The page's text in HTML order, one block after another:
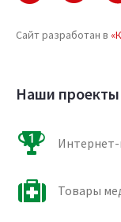
Сайт разработан в
Наши проекты
Интернет-
Товары